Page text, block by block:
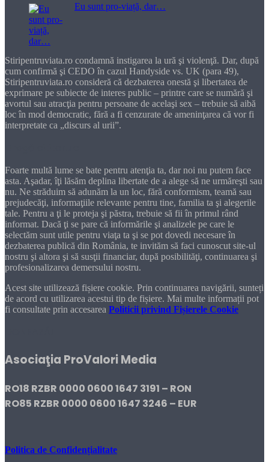
Eu sunt pro-viață, dar…
Stiripentruviata.ro condamnă instigarea la ură şi violenţă. Dar, după
cum confirmă şi CEDO în cazul Handyside vs. UK (para 49),
Stiripentruviata.ro consideră că dezbaterea onestă şi libertatea de
exprimare pe subiecte de interes public – printre care se numără şi
avortul sau atracţia pentru persoane de acelaşi sex – trebuie să aibă
loc în mod democratic, fără a fi cenzurate de ameninţarea că vor fi
interpretate ca „discurs al urii”.
Foarte multă lume se bate pentru atenţia ta, dar noi nu putem face
asta. Aşadar, îţi lăsăm deplina libertate de a alege să ne urmăreşti sau
nu. Ne străduim să adunăm la un loc, fără conformism, teamă sau
prejudecăţi, informaţiile relevante pentru tine, familia ta şi alegerile
tale. Pentru a ţi le proteja şi păstra, trebuie să fii în primul rând
informat. Dacă ţi se pare că informările şi analizele pe care le
selectăm sunt utile pentru viaţa ta şi se pot dovedi necesare în
dezbaterea publică din România, te invităm să faci cunoscut site-ul
nostru şi altora şi să susţii financiar, după posibilităţi, continuarea şi
profesionalizarea demersului nostru.
Acest site utilizează fișiere cookie. Prin continuarea navigării, sunteți
de acord cu utilizarea acestui tip de fișiere. Mai multe informații pot
fi consultate prin accesarea Politicii privind Fișierele Cookie
Asociaţia ProValori Media
RO18 RZBR 0000 0600 1647 3191 – RON
RO85 RZBR 0000 0600 1647 3246 – EUR
Politica de Confidențialitate